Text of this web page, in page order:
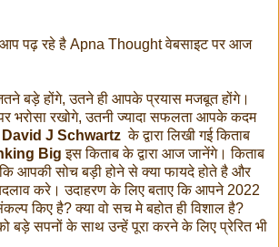
पढ़ रहे है Apna Thought वेबसाइट पर आज
बड़े होंगे, उतने ही आपके प्रयास मजबूत होंगे।
भरोसा रखोगे, उतनी ज्यादा सफलता आपके कदम
David J Schwartz के द्वारा लिखी गई किताब
Big इस किताब के द्वारा आज जानेंगे। किताब
आपकी सोच बड़ी होने से क्या फायदे होते है और
करे। उदाहरण के लिए बताए कि आपने 2022
किए है? क्या वो सच मे बहोत ही विशाल है?
बड़े सपनों के साथ उन्हें पूरा करने के लिए प्रेरित भी